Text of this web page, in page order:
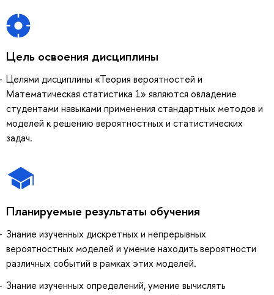
Цель освоения дисциплины
Целями дисциплины «Теория вероятностей и
Математическая статистика 1» являются овладение
студентами навыками применения стандартных методов и
моделей к решению вероятностных и статистических
задач.
Планируемые результаты обучения
Знание изученных дискретных и непрерывных
вероятностных моделей и умение находить вероятности
различных событий в рамках этих моделей.
Знание изученных определений, умение вычислять